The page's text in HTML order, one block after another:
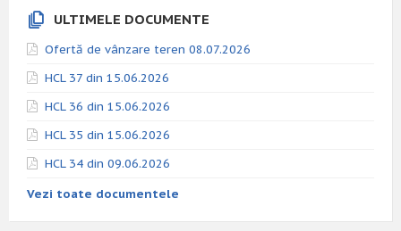
ULTIMELE DOCUMENTE
Ofertă de vânzare teren 08.07.2026
HCL 37 din 15.06.2026
HCL 36 din 15.06.2026
HCL 35 din 15.06.2026
HCL 34 din 09.06.2026
Vezi toate documentele